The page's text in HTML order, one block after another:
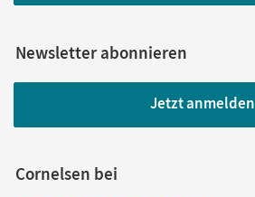
Newsletter abonnieren
Jetzt anmelden
Cornelsen bei